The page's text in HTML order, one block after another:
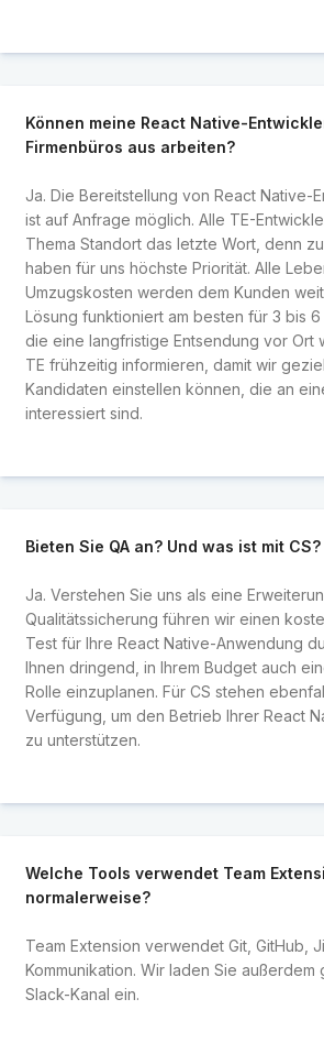
Können meine React Native-
Firmenbüros aus arbeiten?
Ja. Die Bereitstellung von React Native-
ist auf Anfrage möglich. Alle TE-
Thema Standort das letzte Wort, denn
haben für uns höchste Priorität. Alle
Umzugskosten werden dem Kunden
Lösung funktioniert am besten für 3 bis 6
die eine langfristige Entsendung vor Ort
TE frühzeitig informieren, damit wir
Kandidaten einstellen können, die an
interessiert sind.
Bieten Sie QA an? Und was ist mit CS?
Ja. Verstehen Sie uns als eine
Qualitätssicherung führen wir einen
Test für Ihre React Native-Anwendung
Ihnen dringend, in Ihrem Budget auch
Rolle einzuplanen. Für CS stehen
Verfügung, um den Betrieb Ihrer React
zu unterstützen.
Welche Tools verwendet Team
normalerweise?
Team Extension verwendet Git, GitHub,
Kommunikation. Wir laden Sie außerdem
Slack-Kanal ein.